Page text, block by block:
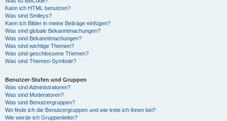
Kann ich HTML benutzen?
Was sind Smileys?
Kann ich Bilder in meine Beiträge einfügen?
Was sind globale Bekanntmachungen?
Was sind Bekanntmachungen?
Was sind wichtige Themen?
Was sind geschlossene Themen?
Was sind Themen-Symbole?
Benutzer-Stufen und Gruppen
Was sind Administratoren?
Was sind Moderatoren?
Was sind Benutzergruppen?
Wo finde ich die Benutzergruppen und wie trete ich ihnen bei?
Wie werde ich Gruppenleiter?